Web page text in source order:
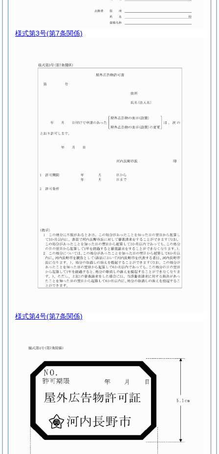
様式第3号(第7条関係)
様式第4号(第7条関係)